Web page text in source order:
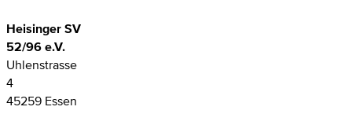
Heisinger SV
52/96 e.V.
Uhlenstrasse
4
45259 Essen